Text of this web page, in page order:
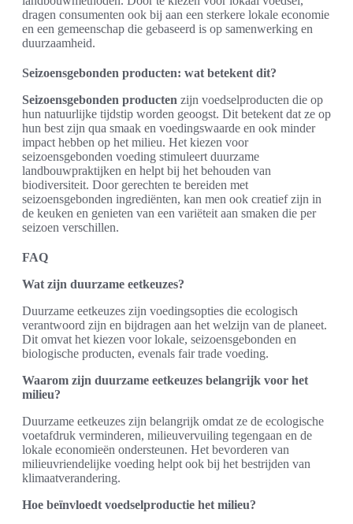
dragen consumenten ook bij aan een sterkere lokale economie
en een gemeenschap die gebaseerd is op samenwerking en
duurzaamheid.
Seizoensgebonden producten: wat betekent dit?
Seizoensgebonden producten zijn voedselproducten die op
hun natuurlijke tijdstip worden geoogst. Dit betekent dat ze op
hun best zijn qua smaak en voedingswaarde en ook minder
impact hebben op het milieu. Het kiezen voor
seizoensgebonden voeding stimuleert duurzame
landbouwpraktijken en helpt bij het behouden van
biodiversiteit. Door gerechten te bereiden met
seizoensgebonden ingrediënten, kan men ook creatief zijn in
de keuken en genieten van een variëteit aan smaken die per
seizoen verschillen.
FAQ
Wat zijn duurzame eetkeuzes?
Duurzame eetkeuzes zijn voedingsopties die ecologisch
verantwoord zijn en bijdragen aan het welzijn van de planeet.
Dit omvat het kiezen voor lokale, seizoensgebonden en
biologische producten, evenals fair trade voeding.
Waarom zijn duurzame eetkeuzes belangrijk voor het
milieu?
Duurzame eetkeuzes zijn belangrijk omdat ze de ecologische
voetafdruk verminderen, milieuvervuiling tegengaan en de
lokale economieën ondersteunen. Het bevorderen van
milieuvriendelijke voeding helpt ook bij het bestrijden van
klimaatverandering.
Hoe beïnvloedt voedselproductie het milieu?